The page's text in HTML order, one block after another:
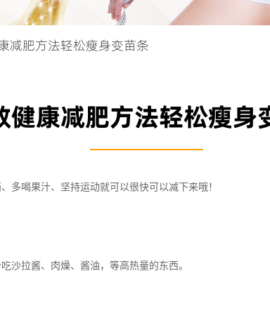
减肥方法轻松瘦身变苗条
健康减肥方法轻松瘦身
多喝果汁、坚持运动就可以很快可以减下来哦！
沙拉酱、肉燥、酱油，等高热量的东西。